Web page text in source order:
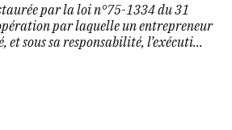
par la loi n°75-1334 du 31
par laquelle un entrepreneur
et sous sa responsabilité, l’exécuti...